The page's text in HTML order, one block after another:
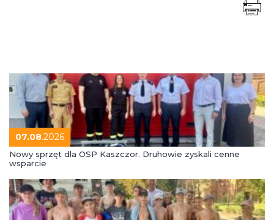
07.08.2026
Nowy sprzęt dla OSP Kaszczor. Druhowie zyskali cenne
wsparcie